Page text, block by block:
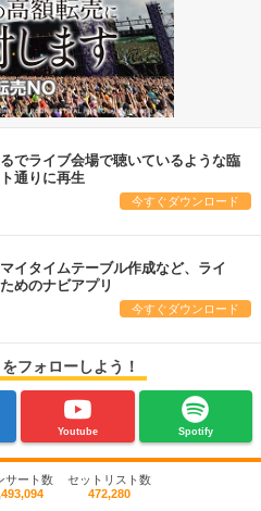
でライブ会場で聴いているような臨
通りに再生
今すぐダウンロード
イタイムテーブル作成など、ライ
めのナビアプリ
今すぐダウンロード
フォローしよう！
Youtube Spotify
サート数
セットリスト数
472,280